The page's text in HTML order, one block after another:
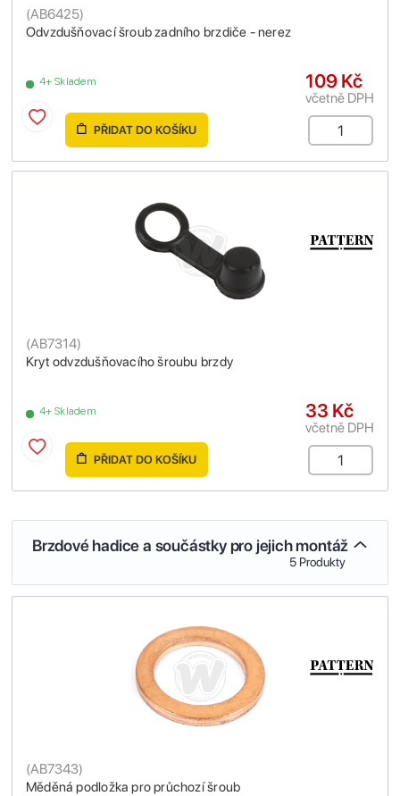
Odvzdušňovací šroub zadního brzdiče - nerez
(AB6425)
4+ Skladem 109 Kč
včetně DPH
PŘIDAT DO KOŠÍKU
Kryt odvzdušňovacího šroubu brzdy
(AB7314)
4+ Skladem 33 Kč
včetně DPH
PŘIDAT DO KOŠÍKU
Brzdové hadice a součástky pro jejich montáž
5 Produkty
Měděná podložka pro průchozí šroub
(AB7343)